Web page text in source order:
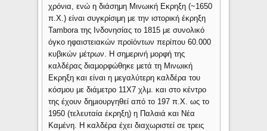
χρόνια, ενώ η διάσημη Μινωική Εκρηξη (~1650
π.Χ.) είναι συγκρίσιμη με την ιστορική έκρηξη
Tambora της Ινδονησίας το 1815 με συνολικό
όγκο ηφαιστειακών προϊόντων περίπου 60.000
κυβικών μέτρων. Η σημερινή μορφή της
καλδέρας διαμορφώθηκε μετά τη Μινωική
Εκρηξη και είναι η μεγαλύτερη καλδέρα του
κόσμου με διάμετρο 11Χ7 χλμ. και στο κέντρο
της έχουν δημιουργηθεί από το 197 π.Χ. ως το
1950 (τελευταία έκρηξη) η Παλαιά και Νέα
Καμένη. Η καλδέρα έχει διαχωριστεί σε τρεις